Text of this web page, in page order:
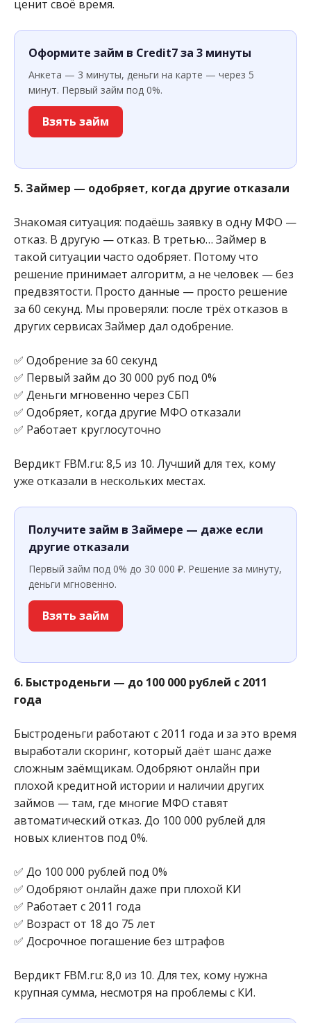
ценит своё время.
Оформите займ в Credit7 за 3 минуты
Анкета — 3 минуты, деньги на карте — через 5
минут. Первый займ под 0%.
Взять займ
5. Займер — одобряет, когда другие отказали
Знакомая ситуация: подаёшь заявку в одну МФО —
отказ. В другую — отказ. В третью… Займер в
такой ситуации часто одобряет. Потому что
решение принимает алгоритм, а не человек — без
предвзятости. Просто данные — просто решение
за 60 секунд. Мы проверяли: после трёх отказов в
других сервисах Займер дал одобрение.
✅ Одобрение за 60 секунд
✅ Первый займ до 30 000 руб под 0%
✅ Деньги мгновенно через СБП
✅ Одобряет, когда другие МФО отказали
✅ Работает круглосуточно
Вердикт FBM.ru: 8,5 из 10. Лучший для тех, кому
уже отказали в нескольких местах.
Получите займ в Займере — даже если
другие отказали
Первый займ под 0% до 30 000 ₽. Решение за минуту,
деньги мгновенно.
Взять займ
6. Быстроденьги — до 100 000 рублей с 2011
года
Быстроденьги работают с 2011 года и за это время
выработали скоринг, который даёт шанс даже
сложным заёмщикам. Одобряют онлайн при
плохой кредитной истории и наличии других
займов — там, где многие МФО ставят
автоматический отказ. До 100 000 рублей для
новых клиентов под 0%.
✅ До 100 000 рублей под 0%
✅ Одобряют онлайн даже при плохой КИ
✅ Работает с 2011 года
✅ Возраст от 18 до 75 лет
✅ Досрочное погашение без штрафов
Вердикт FBM.ru: 8,0 из 10. Для тех, кому нужна
крупная сумма, несмотря на проблемы с КИ.